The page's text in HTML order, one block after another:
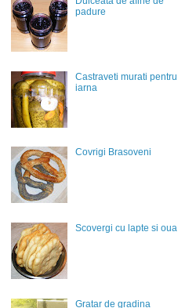
padure
Castraveti murati pentru
iarna
Covrigi Brasoveni
Scovergi cu lapte si oua
Gratar de gradina